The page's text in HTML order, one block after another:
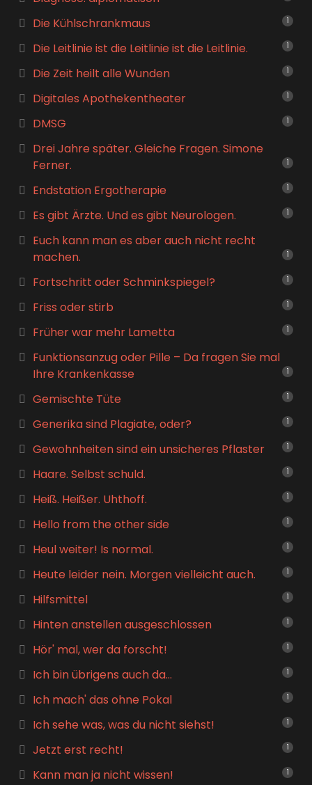
Die Kühlschrankmaus 1
Die Leitlinie ist die Leitlinie ist die Leitlinie. 1
Die Zeit heilt alle Wunden 1
Digitales Apothekentheater 1
DMSG 1
Drei Jahre später. Gleiche Fragen. Simone
Ferner.
1
Endstation Ergotherapie 1
Es gibt Ärzte. Und es gibt Neurologen. 1
Euch kann man es aber auch nicht recht
machen.
1
Fortschritt oder Schminkspiegel? 1
Friss oder stirb 1
Früher war mehr Lametta 1
Funktionsanzug oder Pille – Da fragen Sie mal
Ihre Krankenkasse
1
Gemischte Tüte 1
Generika sind Plagiate, oder? 1
Gewohnheiten sind ein unsicheres Pflaster 1
Haare. Selbst schuld. 1
Heiß. Heißer. Uhthoff. 1
Hello from the other side 1
Heul weiter! Is normal. 1
Heute leider nein. Morgen vielleicht auch. 1
Hilfsmittel 1
Hinten anstellen ausgeschlossen 1
Hör' mal, wer da forscht! 1
Ich bin übrigens auch da… 1
Ich mach' das ohne Pokal 1
Ich sehe was, was du nicht siehst! 1
Jetzt erst recht! 1
Kann man ja nicht wissen! 1